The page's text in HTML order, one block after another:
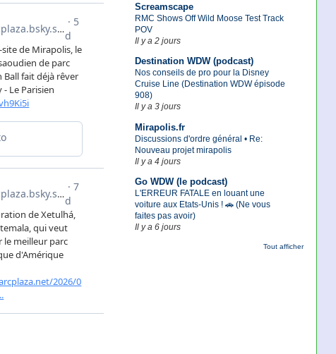
Screamscape
RMC Shows Off Wild Moose Test Track
POV
Il y a 2 jours
Destination WDW (podcast)
Nos conseils de pro pour la Disney
Cruise Line (Destination WDW épisode
908)
Il y a 3 jours
Mirapolis.fr
Discussions d'ordre général • Re:
Nouveau projet mirapolis
Il y a 4 jours
Go WDW (le podcast)
L'ERREUR FATALE en louant une
voiture aux Etats-Unis ! 🚗 (Ne vous
faites pas avoir)
Il y a 6 jours
Tout afficher